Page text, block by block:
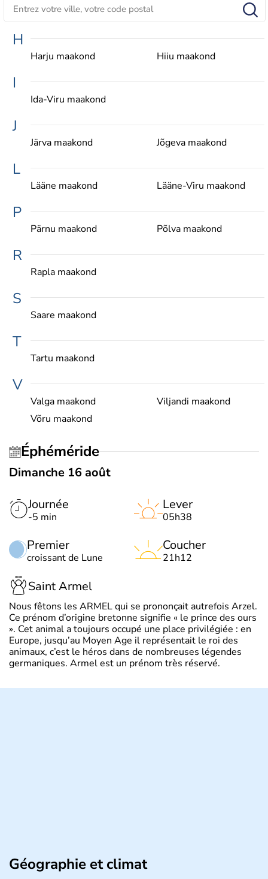
H
Harju maakond Hiiu maakond
I
Ida-Viru maakond
J
Järva maakond Jõgeva maakond
L
Lääne maakond Lääne-Viru maakond
P
Pärnu maakond Põlva maakond
R
Rapla maakond
S
Saare maakond
T
Tartu maakond
V
Valga maakond
Viljandi maakond
Võru maakond
Éphéméride
Dimanche 16 août
Journée
-5 min
Premier
croissant de Lune
Lever
05h38
Coucher
21h12
Saint Armel
Nous fêtons les ARMEL qui se prononçait autrefois Arzel.
Ce prénom d’origine bretonne signifie « le prince des ours
». Cet animal a toujours occupé une place privilégiée : en
Europe, jusqu’au Moyen Age il représentait le roi des
animaux, c’est le héros dans de nombreuses légendes
germaniques. Armel est un prénom très réservé.
Géographie et climat